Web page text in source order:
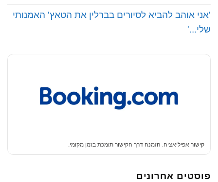
'אני אוהב להביא לסיורים בברלין את הטאץ' האמנותי
שלי...'
קישור אפיליאציה. הזמנה דרך הקישור תומכת בזמן מקומי.
פוסטים אחרונים